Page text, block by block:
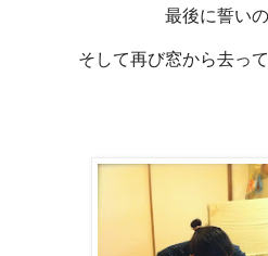
最後に誓いの
そして再び窓から去っ